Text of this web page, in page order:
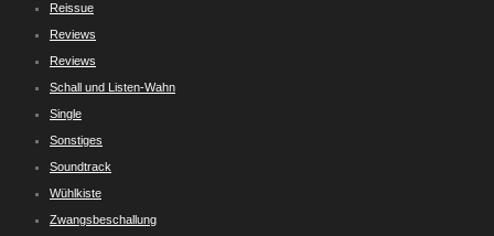
Reissue
Reviews
Reviews
Schall und Listen-Wahn
Single
Sonstiges
Soundtrack
Wühlkiste
Zwangsbeschallung